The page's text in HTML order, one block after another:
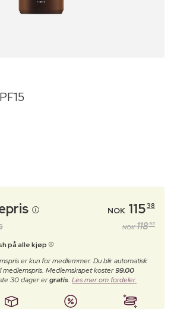
NOK 11538
NOK 11895
på alle kjøp
er kun for medlemmer. Du blir automatisk
medlemspris. Medlemskapet koster99.00
30 dager ergratis. Les mer om fordeler.